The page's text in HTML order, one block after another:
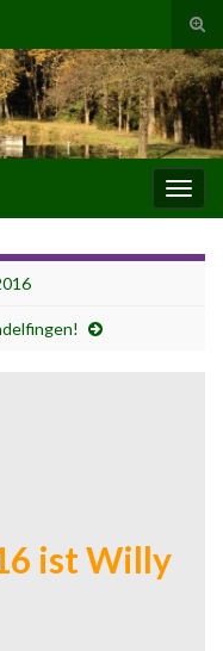
ist Willy